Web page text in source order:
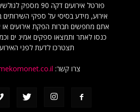
פורטל אירועים דקה
אירוע, מידע בסיסי על ספקי השירותים
אתם מחפשים חברות הפקת אירועים או
כנסו לאתר ותמצאו ספקים אמינ ים
תצטרכו לדעת לפני
צרו קשר: